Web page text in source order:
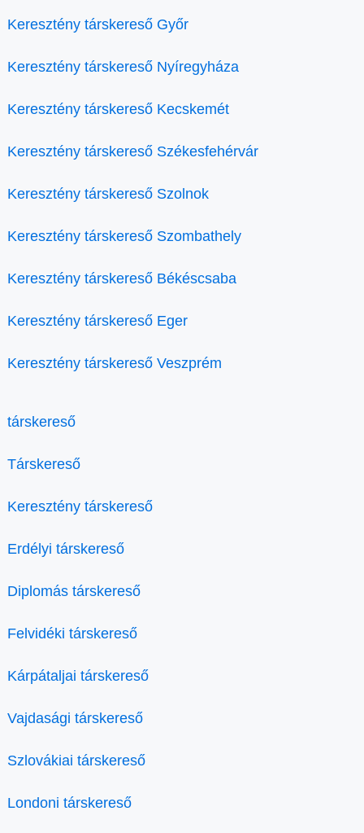
Keresztény társkereső Győr
Keresztény társkereső Nyíregyháza
Keresztény társkereső Kecskemét
Keresztény társkereső Székesfehérvár
Keresztény társkereső Szolnok
Keresztény társkereső Szombathely
Keresztény társkereső Békéscsaba
Keresztény társkereső Eger
Keresztény társkereső Veszprém
társkereső
Társkereső
Keresztény társkereső
Erdélyi társkereső
Diplomás társkereső
Felvidéki társkereső
Kárpátaljai társkereső
Vajdasági társkereső
Szlovákiai társkereső
Londoni társkereső